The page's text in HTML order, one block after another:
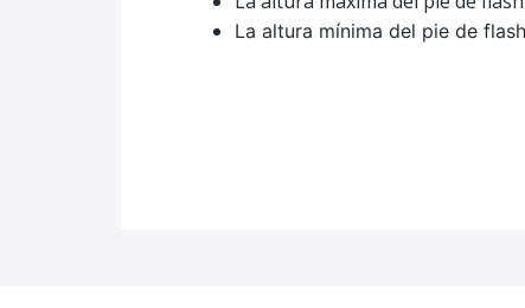
La altura mínima del pie de